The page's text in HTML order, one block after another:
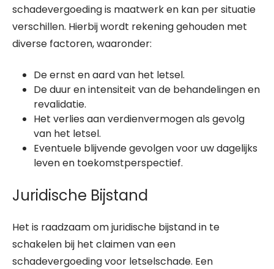
schadevergoeding is maatwerk en kan per situatie
verschillen. Hierbij wordt rekening gehouden met
diverse factoren, waaronder:
De ernst en aard van het letsel.
De duur en intensiteit van de behandelingen en
revalidatie.
Het verlies aan verdienvermogen als gevolg
van het letsel.
Eventuele blijvende gevolgen voor uw dagelijks
leven en toekomstperspectief.
Juridische Bijstand
Het is raadzaam om juridische bijstand in te
schakelen bij het claimen van een
schadevergoeding voor letselschade. Een